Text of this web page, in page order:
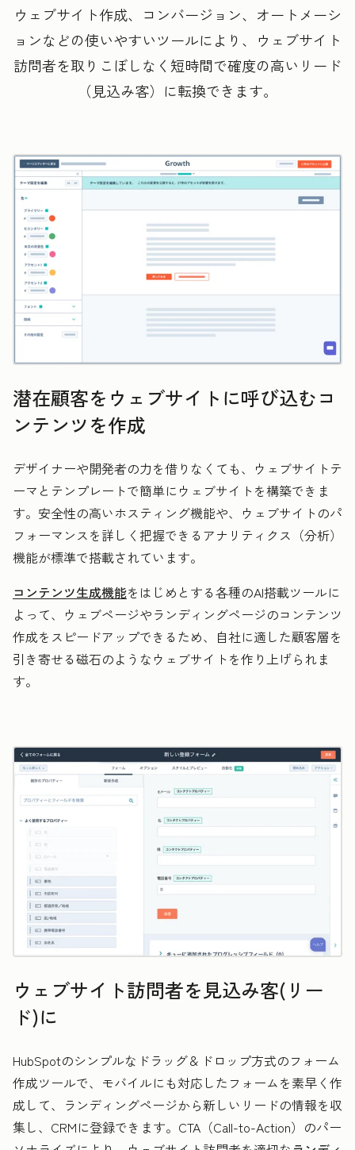
ウェブサイト作成、コンバージョン、オートメーシ
ョンなどの使いやすいツールにより、ウェブサイト
訪問者を取りこぼしなく短時間で確度の高いリード
（見込み客）に転換できます。
潜在顧客をウェブサイトに呼び込むコ
ンテンツを作成
デザイナーや開発者の力を借りなくても、ウェブサイトテ
ーマとテンプレートで簡単にウェブサイトを構築できま
す。安全性の高いホスティング機能や、ウェブサイトのパ
フォーマンスを詳しく把握できるアナリティクス（分析）
機能が標準で搭載されています。
コンテンツ生成機能をはじめとする各種のAI搭載ツールに
よって、ウェブページやランディングページのコンテンツ
作成をスピードアップできるため、自社に適した顧客層を
引き寄せる磁石のようなウェブサイトを作り上げられま
す。
ウェブサイト訪問者を見込み客(リー
ド)に
HubSpotのシンプルなドラッグ＆ドロップ方式のフォーム
作成ツールで、モバイルにも対応したフォームを素早く作
成して、ランディングページから新しいリードの情報を収
集し、CRMに登録できます。CTA（Call-to-Action）のパー